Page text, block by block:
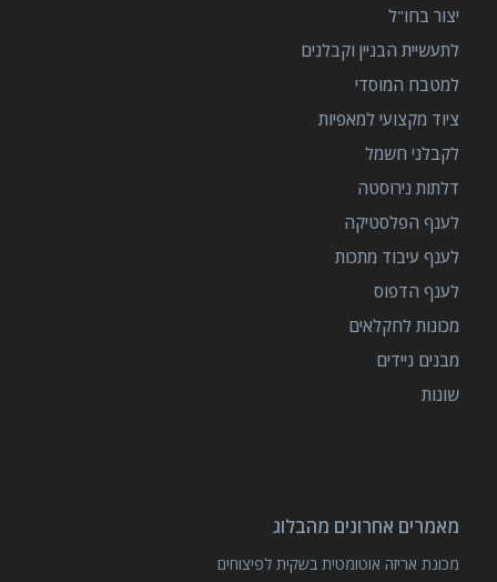
יצור בחו"ל
לתעשיית הבניין וקבלנים
למטבח המוסדי
ציוד מקצועי למאפיות
לקבלני חשמל
דלתות נירוסטה
לענף הפלסטיקה
לענף עיבוד מתכות
לענף הדפוס
מכונות לחקלאים
מבנים ניידים
שונות
מאמרים אחרונים מהבלוג
מכונת אריזה אוטומטית בשקית לפיצוחים